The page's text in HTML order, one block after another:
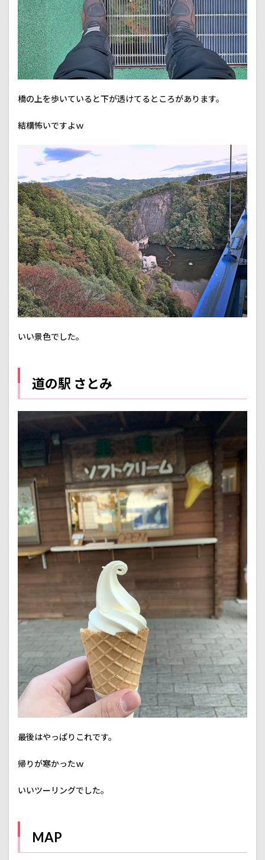
橋の上を歩いていると下が透けてるところがあります。
結構怖いですよｗ
いい景色でした。
道の駅 さとみ
最後はやっぱりこれです。
帰りが寒かったｗ
いいツーリングでした。
MAP